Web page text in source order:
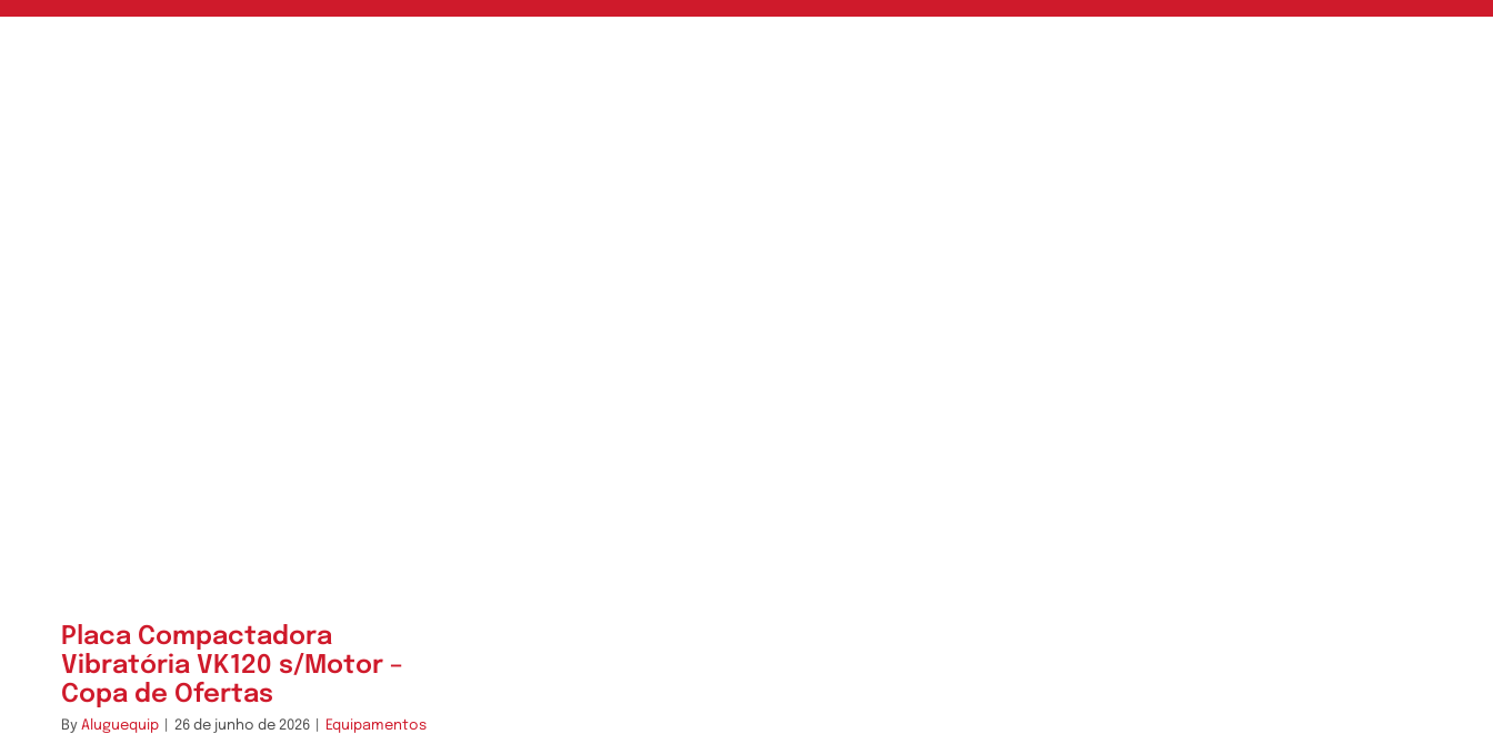
Placa Compactadora
Vibratória VK120 s/Motor –
Copa de Ofertas
By Aluguequip 26 de junho de 2026 Equipamentos